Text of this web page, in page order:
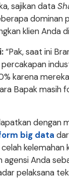
sajikan data
dominan
klien Anda
“Pak, saat ini
percakapan
karena
Bapak masih
dengan
big data
Anda
pelaksana